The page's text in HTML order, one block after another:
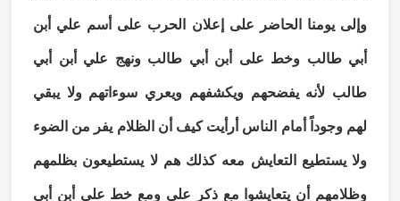
وإلى يومنا الحاضر على إعلان الحرب على أسم علي أبن
أبي طالب وخط على أبن أبي طالب ونهج علي أبن أبي
طالب لأنه يفضحهم ويكشفهم ويعري سوءاتهم ولا يبقي
لهم وجوداً أمام الناس أرأيت كيف أن الظلام يفر من الضوء
ولا يستطيع التعايش معه كذلك هم لا يستطيعون بظلمهم
وظلامهم أن يتعايشوا مع ذكر علي ومع خط علي أبن أبي